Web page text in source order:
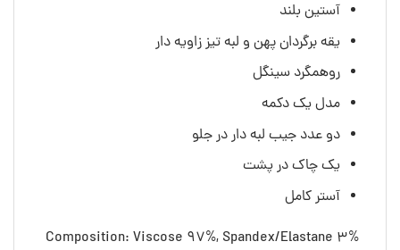
آستین بلند
یقه برگردان پهن و لبه تیز زاویه دار
روهمگرد سینگل
مدل یک دکمه
دو عدد جیب لبه دار در جلو
یک چاک در پشت
آستر کامل
Composition: Viscose 97%, Spandex/Elastane 3%